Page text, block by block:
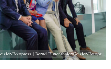
Fotopress | Bernd Elmenthaler/Geisler-Fotopr